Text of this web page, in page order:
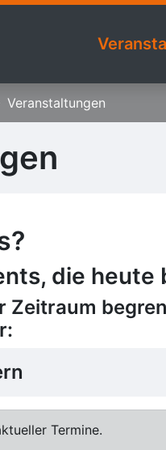
Veranstaltungen
die heute
Zeitraum
Termine.